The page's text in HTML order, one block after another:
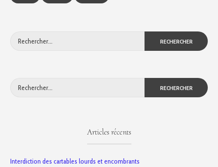
Rechercher :
Rechercher :
Articles récents
Interdiction des cartables lourds et encombrants